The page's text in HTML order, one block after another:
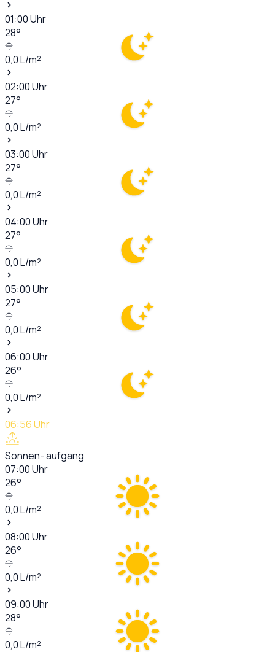
01:00Uhr
28°
0,0L/m²
02:00Uhr
27°
0,0L/m²
03:00Uhr
27°
0,0L/m²
04:00Uhr
27°
0,0L/m²
05:00Uhr
27°
0,0L/m²
06:00Uhr
26°
0,0L/m²
06:56Uhr
Sonnen- aufgang
07:00Uhr
26°
0,0L/m²
08:00Uhr
26°
0,0L/m²
09:00Uhr
28°
0,0L/m²